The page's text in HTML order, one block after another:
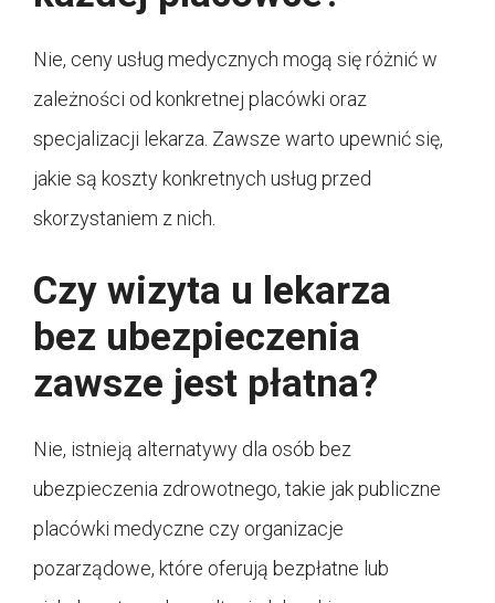
Nie, ceny usług medycznych mogą się różnić w
zależności od konkretnej placówki oraz
specjalizacji lekarza. Zawsze warto upewnić się,
jakie są koszty konkretnych usług przed
skorzystaniem z nich.
Czy wizyta u lekarza
bez ubezpieczenia
zawsze jest płatna?
Nie, istnieją alternatywy dla osób bez
ubezpieczenia zdrowotnego, takie jak publiczne
placówki medyczne czy organizacje
pozarządowe, które oferują bezpłatne lub